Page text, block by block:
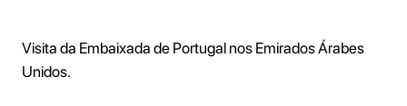
Visita da Embaixada de Portugal nos Emirados Árabes
Unidos.